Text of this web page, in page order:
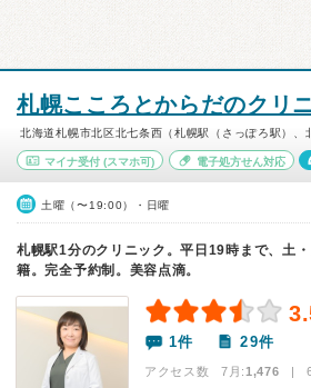
札幌こころとからだのクリ
北海道札幌市北区北七条西（札幌駅（さっぽろ駅）、
マイナ受付 (スマホ可) 電子処方せん対応
土曜（〜19:00）・日曜
札幌駅1分のクリニック。平日19時まで、土
籍。完全予約制。美容点滴。
1件 29件
アクセス数 7月:1,476 | 6